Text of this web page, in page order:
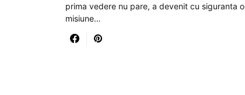
prima vedere nu pare, a devenit cu siguranta o
misiune…